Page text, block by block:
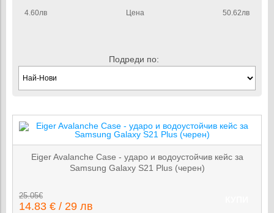
4.60лв 50.62лв
Цена
Подреди по:
Eiger Avalanche Case - ударо и водоустойчив кейс за
Samsung Galaxy S21 Plus (черен)
25.05€
14.83 € / 29 лв